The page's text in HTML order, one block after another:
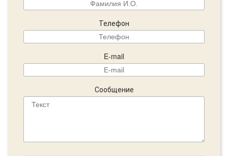
Телефон
E-mail
Сообщение